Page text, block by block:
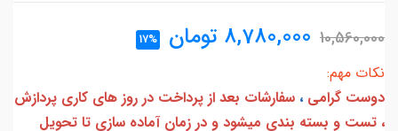
10,560,000
8,780,000 تومان 17%
نکات مهم:
دوست گرامی ، سفارشات بعد از پرداخت در روز های کاری پردازش
، تست و بسته بندی میشود و در زمان آماده سازی تا تحویل